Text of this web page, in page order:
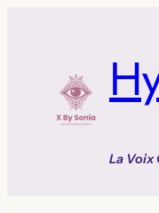
La Voix